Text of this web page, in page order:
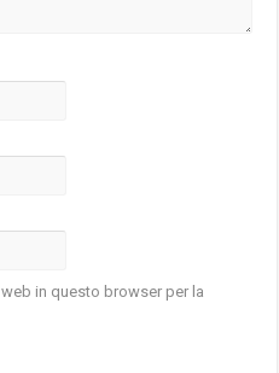
in questo browser per la